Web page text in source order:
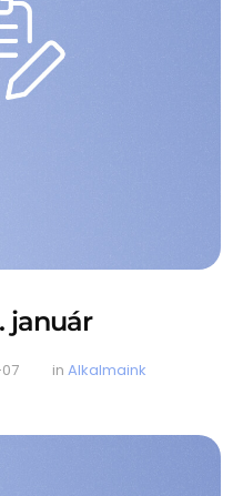
január
in Alkalmaink